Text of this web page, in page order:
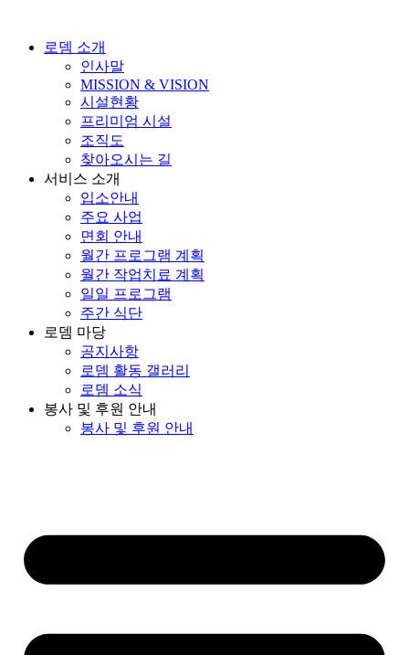
로뎀 소개
인사말
MISSION & VISION
시설현황
프리미엄 시설
조직도
찾아오시는 길
서비스 소개
입소안내
주요 사업
면회 안내
월간 프로그램 계획
월간 작업치료 계획
일일 프로그램
주간 식단
로뎀 마당
공지사항
로뎀 활동 갤러리
로뎀 소식
봉사 및 후원 안내
봉사 및 후원 안내